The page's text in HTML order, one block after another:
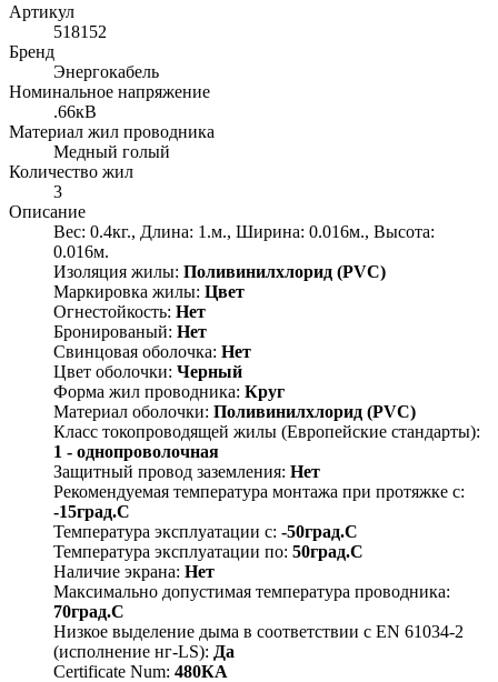
Артикул
518152
Бренд
Энергокабель
Номинальное напряжение
.66кВ
Материал жил проводника
Медный голый
Количество жил
3
Описание
Вес: 0.4кг., Длина: 1.м., Ширина: 0.016м., Высота:
0.016м.
Изоляция жилы: Поливинилхлорид (PVC)
Маркировка жилы: Цвет
Огнестойкость: Нет
Бронированый: Нет
Свинцовая оболочка: Нет
Цвет оболочки: Черный
Форма жил проводника: Круг
Материал оболочки: Поливинилхлорид (PVC)
Класс токопроводящей жилы (Европейские стандарты):
1 - однопроволочная
Защитный провод заземления: Нет
Рекомендуемая температура монтажа при протяжке с:
-15град.C
Температура эксплуатации с: -50град.C
Температура эксплуатации по: 50град.C
Наличие экрана: Нет
Максимально допустимая температура проводника:
70град.C
Низкое выделение дыма в соответствии с EN 61034-2
(исполнение нг-LS): Да
Certificate Num: 480КА